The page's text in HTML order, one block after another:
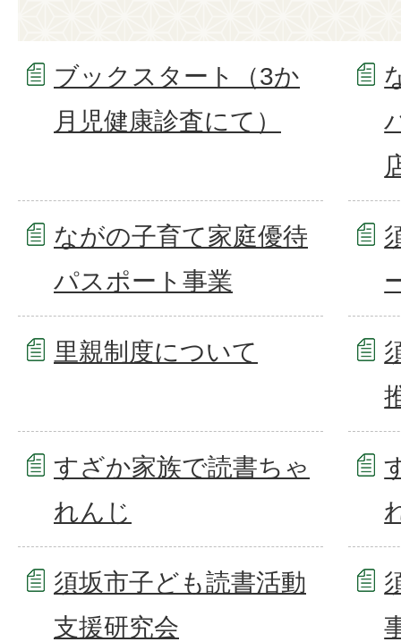
ブックスタート（3か
月児健康診査にて）
ながの子育て家庭優待
パスポート事業
里親制度について
すざか家族で読書ちゃ
れんじ
須坂市子ども読書活動
支援研究会